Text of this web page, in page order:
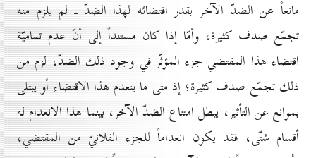
مانعاً عن الضدّ الآخر بقدر اقتضائه لهذا الضدّ ـ لم يلزم منه
تجمّع صدف كثيرة، وأمّا إذا كان مستنداً إلى أنّ عدم تماميّة
اقتضاء هذا المقتضي جزء المؤثّر في وجود ذلك الضدّ، لزم من
ذلك تجمّع صدف كثيرة؛ إذ متى ما ينعدم هذا الاقتضاء أو يبتلى
بموانع عن التأثير، يبطل امتناع الضدّ الآخر، بينما هذا الانعدام له
أقسام شتّى، فقد يكون انعداماً للجزء الفلانيّ من المقتضي،